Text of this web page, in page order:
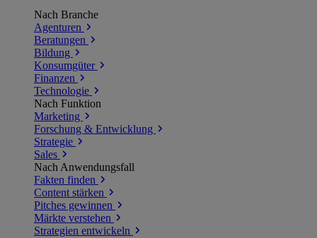
Nach Branche
Agenturen
Beratungen
Bildung
Konsumgüter
Finanzen
Technologie
Nach Funktion
Marketing
Forschung & Entwicklung
Strategie
Sales
Nach Anwendungsfall
Fakten finden
Content stärken
Pitches gewinnen
Märkte verstehen
Strategien entwickeln